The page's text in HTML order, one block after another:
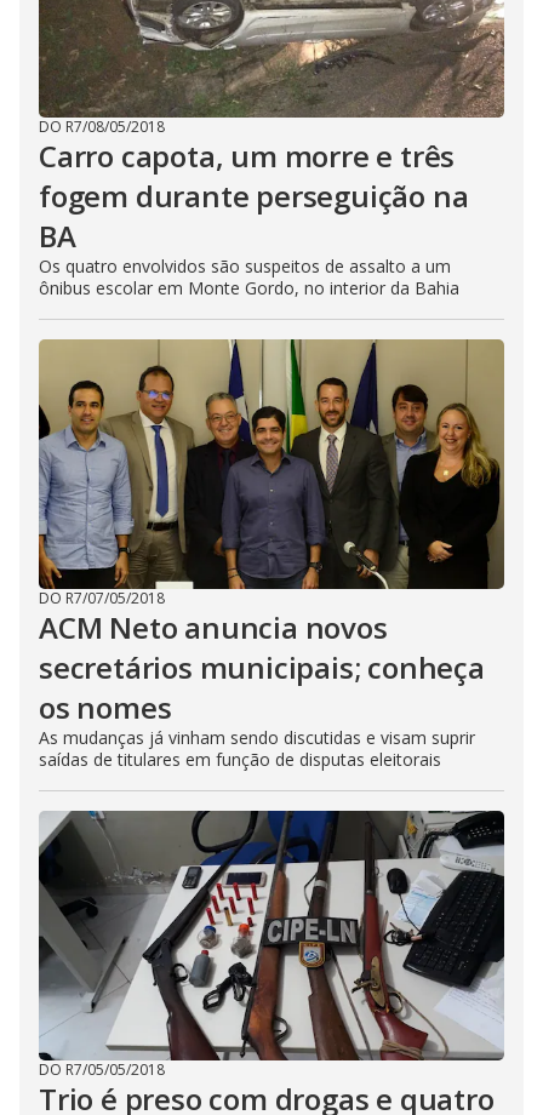
DO R7/08/05/2018
Carro capota, um morre e três
fogem durante perseguição na
BA
Os quatro envolvidos são suspeitos de assalto a um
ônibus escolar em Monte Gordo, no interior da Bahia
DO R7/07/05/2018
ACM Neto anuncia novos
secretários municipais; conheça
os nomes
As mudanças já vinham sendo discutidas e visam suprir
saídas de titulares em função de disputas eleitorais
DO R7/05/05/2018
Trio é preso com drogas e quatro